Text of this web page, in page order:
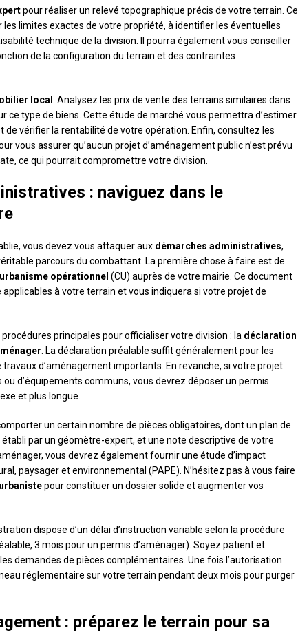
pour réaliser un relevé topographique précis de votre terrain. Ce
limites exactes de votre propriété, à identifier les éventuelles
technique de la division. Il pourra également vous conseiller
de la configuration du terrain et des contraintes
local
. Analysez les prix de vente des terrains similaires dans
ce type de biens. Cette étude de marché vous permettra d’estimer
de vérifier la rentabilité de votre opération. Enfin, consultez les
vous assurer qu’aucun projet d’aménagement public n’est prévu
ce qui pourrait compromettre votre division.
: naviguez dans le
vous devez vous attaquer aux démarches administratives,
parcours du combattant. La première chose à faire est de
opérationnel (CU) auprès de votre mairie. Ce document
à votre terrain et vous indiquera si votre projet de
principales pour officialiser votre division : la déclaration
. La déclaration préalable suffit généralement pour les
d’aménagement importants. En revanche, si votre projet
ou d’équipements communs, vous devrez déposer un permis
et plus longue.
un certain nombre de pièces obligatoires, dont un plan de
par un géomètre-expert, et une note descriptive de votre
vous devrez également fournir une étude d’impact
paysager et environnemental (PAPE). N’hésitez pas à vous faire
urbanistepour constituer un dossier solide et augmenter vos
dispose d’un délai d’instruction variable selon la procédure
3 mois pour un permis d’aménager). Soyez patient et
demandes de pièces complémentaires. Une fois l’autorisation
réglementaire sur votre terrain pendant deux mois pour purger
: préparez le terrain pour sa